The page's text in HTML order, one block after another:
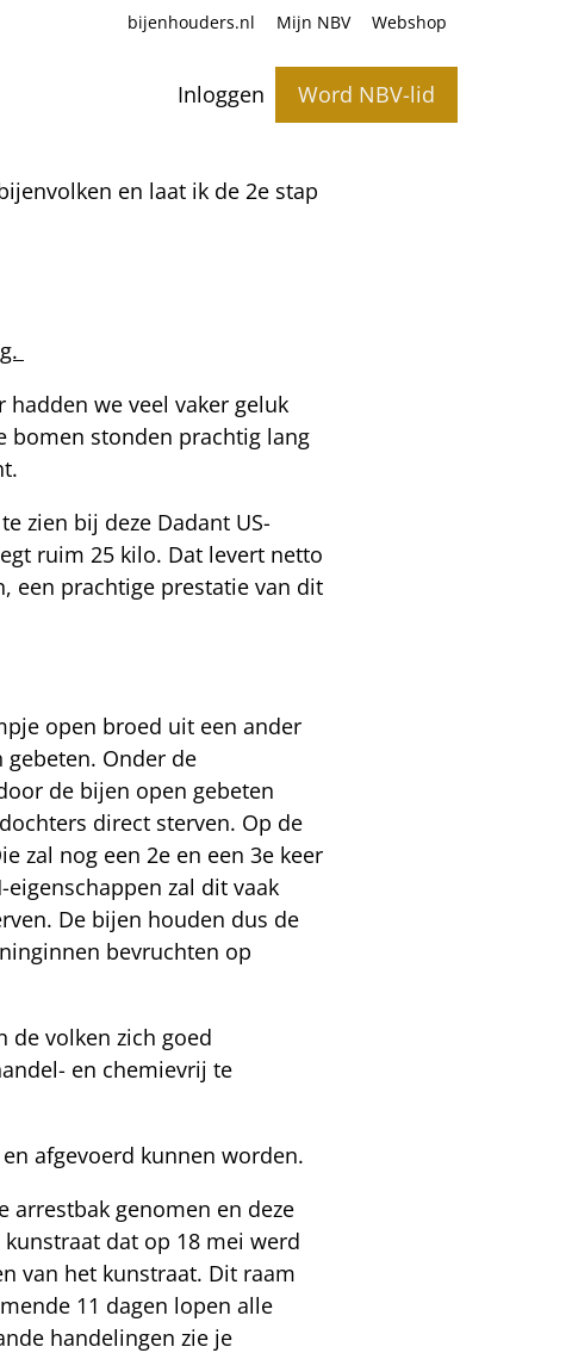
Inloggen Word NBV-lid
bijenhouders.nl Mijn NBV Webshop
en laat ik de 2e stap
we veel vaker geluk
bomen stonden prachtig lang
zien bij deze Dadant US-
ruim 25 kilo. Dat levert netto
een prachtige prestatie van dit
open broed uit een ander
Onder de
de bijen open gebeten
direct sterven. Op de
zal nog een 2e en een 3e keer
zal dit vaak
De bijen houden dus de
bevruchten op
de volken zich goed
en chemievrij te
afgevoerd kunnen worden.
arrestbak genomen en deze
dat op 18 mei werd
van het kunstraat. Dit raam
11 dagen lopen alle
handelingen zie je